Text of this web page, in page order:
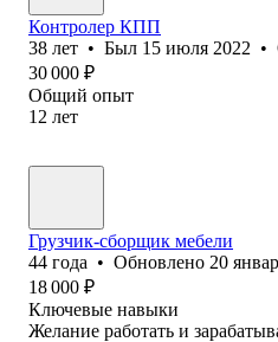
Контролер КПП
38 лет • Был 15 июля 2022 •
30 000 ₽
Общий опыт
12 лет
Грузчик-сборщик мебели
44 года • Обновлено 20
18 000 ₽
Ключевые навыки
Желание работать и